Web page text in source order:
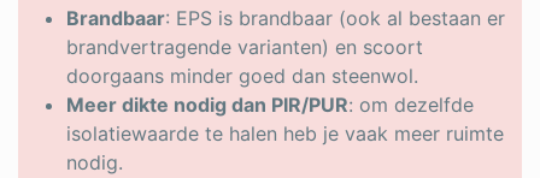
Brandbaar: EPS is brandbaar (ook al bestaan er
brandvertragende varianten) en scoort
doorgaans minder goed dan steenwol.
Meer dikte nodig dan PIR/PUR: om dezelfde
isolatiewaarde te halen heb je vaak meer ruimte
nodig.